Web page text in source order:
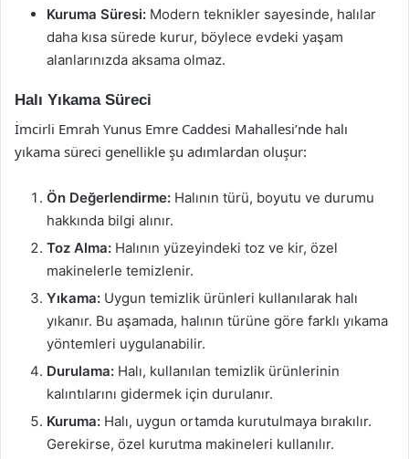
Kuruma Süresi: Modern teknikler sayesinde, halılar
daha kısa sürede kurur, böylece evdeki yaşam
alanlarınızda aksama olmaz.
Halı Yıkama Süreci
İmcirli Emrah Yunus Emre Caddesi Mahallesi’nde halı
yıkama süreci genellikle şu adımlardan oluşur:
Ön Değerlendirme: Halının türü, boyutu ve durumu
hakkında bilgi alınır.
Toz Alma: Halının yüzeyindeki toz ve kir, özel
makinelerle temizlenir.
Yıkama: Uygun temizlik ürünleri kullanılarak halı
yıkanır. Bu aşamada, halının türüne göre farklı yıkama
yöntemleri uygulanabilir.
Durulama: Halı, kullanılan temizlik ürünlerinin
kalıntılarını gidermek için durulanır.
Kuruma: Halı, uygun ortamda kurutulmaya bırakılır.
Gerekirse, özel kurutma makineleri kullanılır.